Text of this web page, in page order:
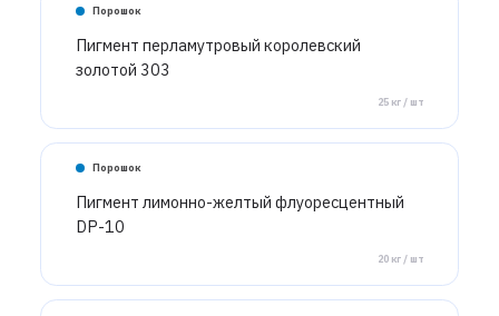
Порошок
Пигмент перламутровый королевский
золотой 303
25 кг / шт
Порошок
Пигмент лимонно-желтый флуоресцентный
DP-10
20 кг / шт